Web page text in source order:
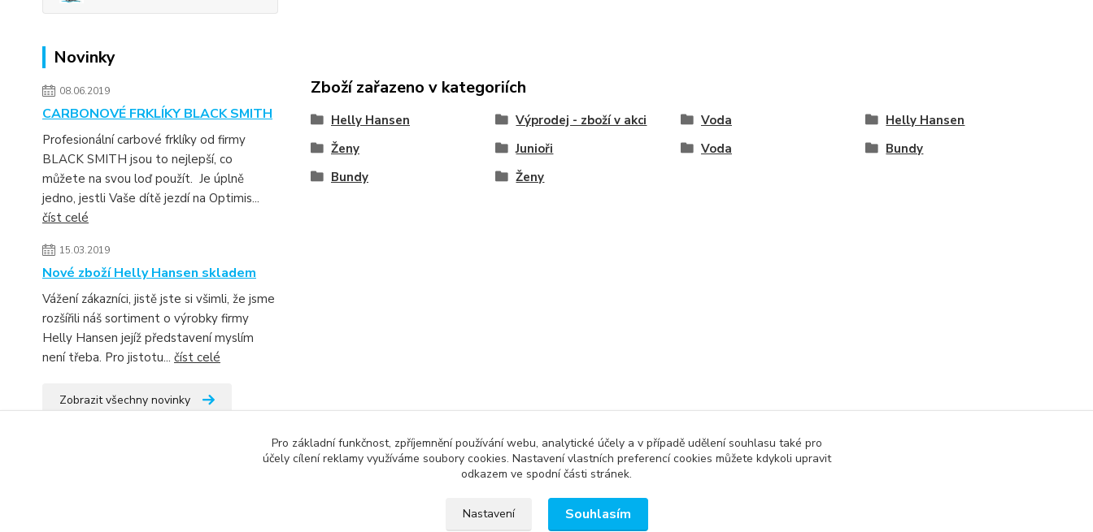
Novinky
08.06.2019
CARBONOVÉ FRKLÍKY BLACK SMITH
Profesionální carbové frklíky od firmy
BLACK SMITH jsou to nejlepší, co
můžete na svou loď použít. Je úplně
jedno, jestli Vaše dítě jezdí na Optimis...
číst celé
15.03.2019
Nové zboží Helly Hansen skladem
Vážení zákazníci, jistě jste si všimli, že jsme
rozšířili náš sortiment o výrobky firmy
Helly Hansen jejíž představení myslím
není třeba. Pro jistotu... číst celé
Zobrazit všechny novinky
Zboží zařazeno v kategoriích
Helly Hansen Výprodej - zboží v akci Voda
Helly Hansen
Ženy
Junioři Voda
Bundy
Bundy
Ženy
Pro základní funkčnost, zpříjemnění používání webu, analytické účely a v případě udělení souhlasu také pro
účely cílení reklamy využíváme soubory cookies. Nastavení vlastních preferencí cookies můžete kdykoli upravit
odkazem ve spodní části stránek.
Nastavení Souhlasím